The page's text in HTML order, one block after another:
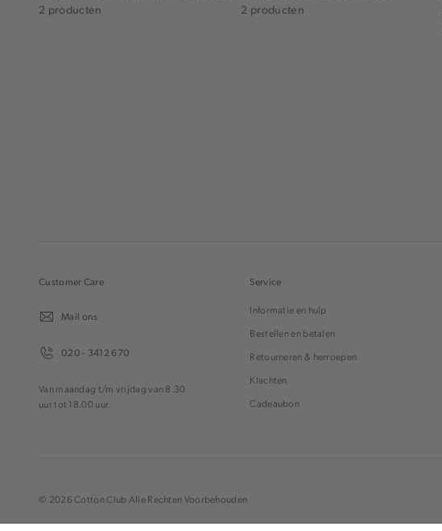
2 producten
2 producten
Customer Care
Mail ons
020 - 3412 670
Van maandag t/m vrijdag van 8.30
uur tot 18.00 uur.
Service
Informatie en hulp
Bestellen en betalen
Retourneren & herroepen
Klachten
Cadeaubon
© 2026 Cotton Club Alle Rechten Voorbehouden